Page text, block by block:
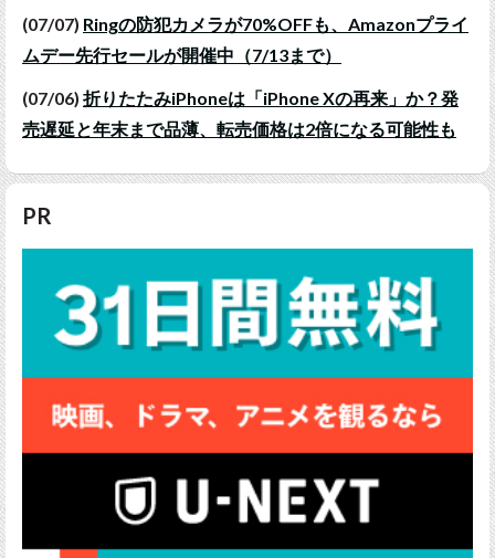
(07/07) Ringの防犯カメラが70%OFFも、Amazonプライ
ムデー先行セールが開催中（7/13まで）
(07/06) 折りたたみiPhoneは「iPhone Xの再来」か？発
売遅延と年末まで品薄、転売価格は2倍になる可能性も
PR